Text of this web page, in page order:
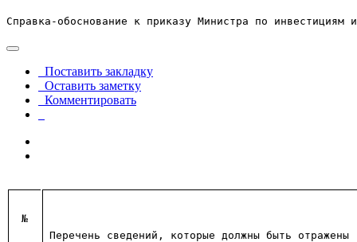
Справка-обоснование к приказу Министра по
Поставить закладку
Оставить заметку
Комментировать
№
Перечень сведений, которые должны быть отражены